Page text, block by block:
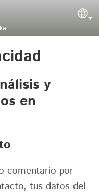
y
en
comentario por
tus datos del